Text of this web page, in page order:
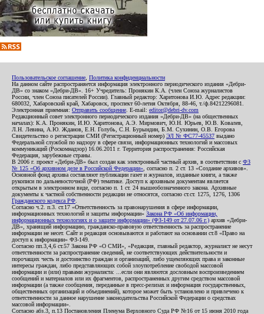
Пользовательское соглашение Политика конфиденциальности
На данном сайте распространяется информация электронного периодического издания «Дебри-
ДВ» со знаком «Дебри-ДВ». 16+ Учредитель: Пронякин К.А. (член Союза журналистов
России, член Союза писателей России). Главный редактор: Харитонова И.Ю. Адрес редакции:
680032, Хабаровский край, Хабаровск, проспект 60-летия Октября, 88-46, т./ф.84212296081.
Электронная приемная: Отправить сообщение . E-mail: editor@debri-dv.com
Редакционный совет электронного периодического издания «Дебри-ДВ» (на общественных
началах): К.А. Пронякин, И.Ю. Харитонова, А.Э. Мирмович, Ю.Н. Юрьев, Ю.В. Ковалев,
Л.Н. Левина, А.Ю. Жданов, Е.Н. Голубь, С.Н. Бурындин, Б.М. Сухинин, О.В. Егорова
Свидетельство о регистрации СМИ (Регистрационный номер) ЭЛ № ФС77-45537 выдано
Федеральной службой по надзору в сфере связи, информационных технологий и массовых
коммуникаций (Роскомнадзор) 16.06.2011 г. Территория распространения: Российская
Федерация, зарубежные страны.
В 2006 г. проект «Дебри-ДВ» был создан как электронный частный архив, в соответствии с ФЗ
№ 125 «Об архивном деле в Российской Федерации» , согласно п. 2 ст. 13 «Создание архивов».
Основной фонд архива составляют публикации газет и журналов, изданные книги, а также
рукописи по дальневосточной (РФ) тематике. Доступ к архивным документам является
открытым в электронном виде, согласно п. 1 ст. 24 вышеобозначенного закона. Архивные
документы к частной собственности редакции не относятся, согласно ст.ст. 1275, 1276, 1306
Гражданского кодекса РФ
Согласно ч.2. п.3. ст.17 «Ответственность за правонарушения в сфере информации,
информационных технологий и защиты информации» Закона РФ «Об информации,
информационных технологиях и о защите информации» (ФЗ-149 от 27.07.06 г.) архив «Дебри-
ДВ», хранящий информацию, гражданско-правовую ответственность за распространение
информации не несет. Сайт и редакция основываются и работают на основании ст.8 «Право на
доступ к информации» ФЗ-149.
Согласно пп.3,4,6 ст.57 Закона РФ «О СМИ», «Редакция, главный редактор, журналист не несут
ответственности за распространение сведений, не соответствующих действительности и
порочащих честь и достоинство граждан и организаций, либо ущемляющих права и законные
интересы граждан, либо представляющих собой злоупотребление свободой массовой
информации и (или) правами журналиста: ...если они являются дословным воспроизведением
сообщений и материалов или их фрагментов, распространенных другим средством массовой
информации (а также сообщения, переданные в пресс-релизах и информация государственных,
общественных организаций и объединений), которое может быть установлено и привлечено к
ответственности за данное нарушение законодательства Российской Федерации о средствах
массовой информации».
Согласно абз.3, п.13 Постановления Пленума Верховного Суда РФ №16 от 15 июня 2010 года